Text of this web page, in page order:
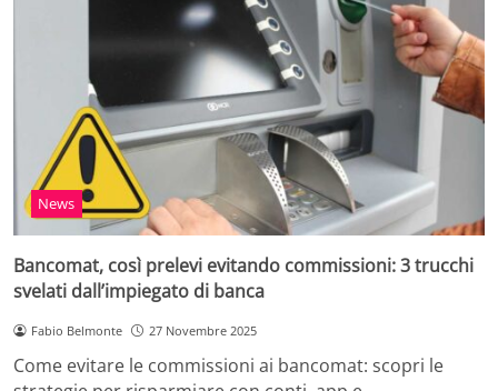
News
Bancomat, così prelevi evitando commissioni: 3 trucchi
svelati dall’impiegato di banca
Fabio Belmonte 27 Novembre 2025
Come evitare le commissioni ai bancomat: scopri le